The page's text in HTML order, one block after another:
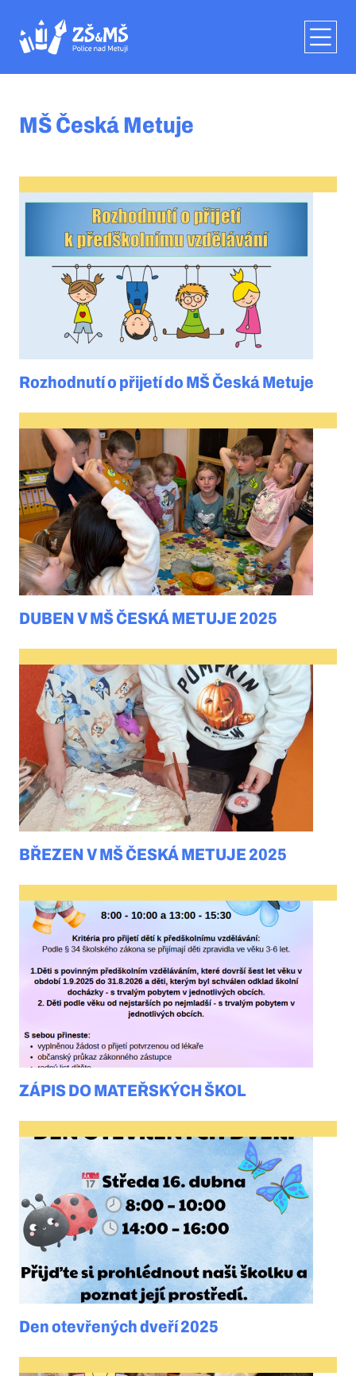
MŠ Česká Metuje
Rozhodnutí o přijetí do MŠ Česká Metuje
DUBEN V MŠ ČESKÁ METUJE 2025
BŘEZEN V MŠ ČESKÁ METUJE 2025
ZÁPIS DO MATEŘSKÝCH ŠKOL
Den otevřených dveří 2025